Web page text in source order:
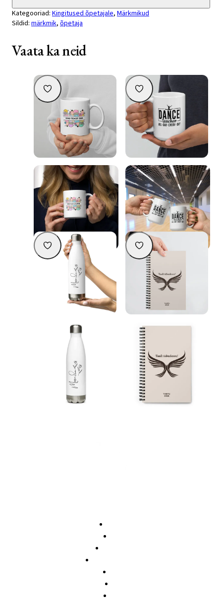
Kategooriad: Kingitused õpetajale, Märkmikud
Sildid: märkmik, õpetaja
Vaata ka neid
Personaliseeritav kruus –
praktiline ja eriline kingitus
õpetajale
18,90
Personaliseeri
Kruus “Dance teacher all day
every day” – kingiidee
tantsuõpetajale
16,90€
Lisa korvi
Nimeline metallist veepudel-
termos
32,90 €
Personaliseeri
Tuult tiibadesse! –
personaliseeritav märkmik
koolilõpetajale – tagakaanel
kinkijate nimed
24,90€